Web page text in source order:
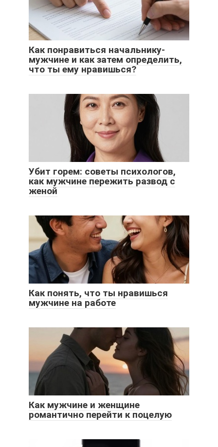
Как понравиться начальнику-
мужчине и как затем определить,
что ты ему нравишься?
Убит горем: советы психологов,
как мужчине пережить развод с
женой
Как понять, что ты нравишься
мужчине на работе
Как мужчине и женщине
романтично перейти к поцелую